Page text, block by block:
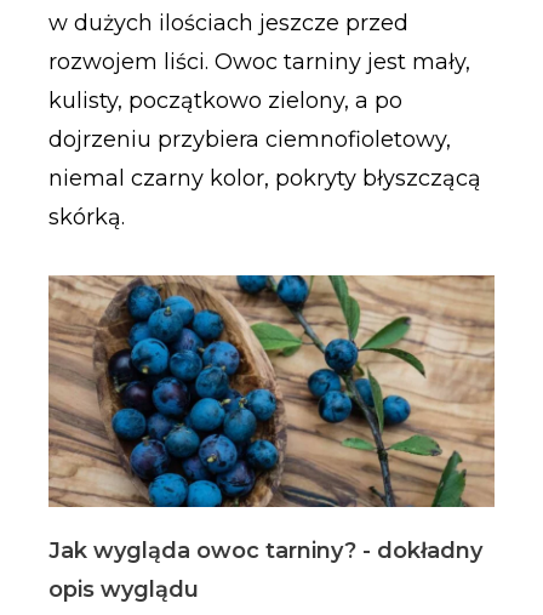
w dużych ilościach jeszcze przed
rozwojem liści. Owoc tarniny jest mały,
kulisty, początkowo zielony, a po
dojrzeniu przybiera ciemnofioletowy,
niemal czarny kolor, pokryty błyszczącą
skórką.
Jak wygląda owoc tarniny? - dokładny
opis wyglądu